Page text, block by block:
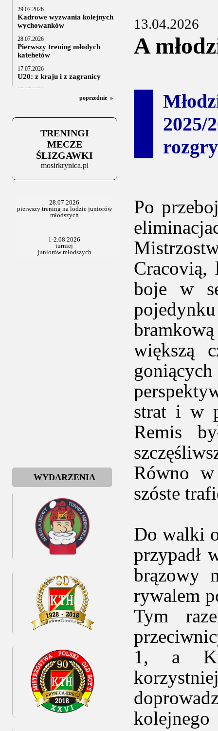
29.07.2026
Kadrowe wyzwania kolejnych
wychowanków
28.07.2026
Pierwszy trening młodych
katehetów
17.07.2026
U20: z kraju i z zagranicy
07.07.2026
Za trzy tygodnie na lód
Stowarzyszenie po Walnym
poprzednie »
TRENINGI
MECZE
ŚLIZGAWKI
mosirkrynica.pl
WYDARZENIA
13.04.2026
A
Po
boje w
większą
strat i w
Remis
Równo w
szóste
Do walki
przypadł
brązowy
rywalem
Tym
1, a